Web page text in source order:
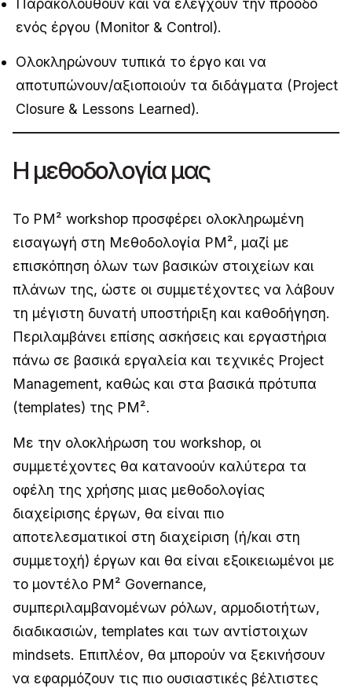
ενός έργου (Monitor & Control).
Ολοκληρώνουν τυπικά το έργο και να
αποτυπώνουν/αξιοποιούν τα διδάγματα (Project
Closure & Lessons Learned).
Η μεθοδολογία μας
Το PM² workshop προσφέρει ολοκληρωμένη
εισαγωγή στη Μεθοδολογία PM², μαζί με
επισκόπηση όλων των βασικών στοιχείων και
πλάνων της, ώστε οι συμμετέχοντες να λάβουν
τη μέγιστη δυνατή υποστήριξη και καθοδήγηση.
Περιλαμβάνει επίσης ασκήσεις και εργαστήρια
πάνω σε βασικά εργαλεία και τεχνικές Project
Management, καθώς και στα βασικά πρότυπα
(templates) της PM².
Με την ολοκλήρωση του workshop, οι
συμμετέχοντες θα κατανοούν καλύτερα τα
οφέλη της χρήσης μιας μεθοδολογίας
διαχείρισης έργων, θα είναι πιο
αποτελεσματικοί στη διαχείριση (ή/και στη
συμμετοχή) έργων και θα είναι εξοικειωμένοι με
το μοντέλο PM² Governance,
συμπεριλαμβανομένων ρόλων, αρμοδιοτήτων,
διαδικασιών, templates και των αντίστοιχων
mindsets. Επιπλέον, θα μπορούν να ξεκινήσουν
να εφαρμόζουν τις πιο ουσιαστικές βέλτιστες